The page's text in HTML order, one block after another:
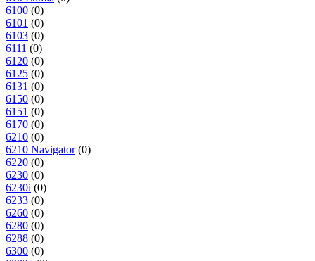
6100 (0)
6101 (0)
6103 (0)
6111 (0)
6120 (0)
6125 (0)
6131 (0)
6150 (0)
6151 (0)
6170 (0)
6210 (0)
6210 Navigator(0)
6220 (0)
6230 (0)
6230i (0)
6233 (0)
6260 (0)
6280 (0)
6288 (0)
6300 (0)